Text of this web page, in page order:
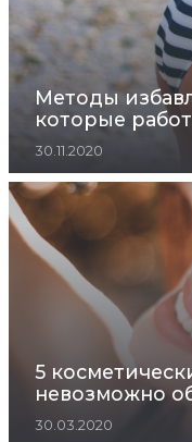
Методы
которые
30.11.2020
5
невозможно
30.03.2020